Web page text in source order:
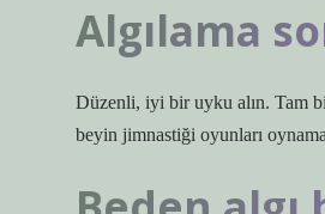
Algılama
Düzenli, iyi bir uyku alın. Tam
beyin jimnastiği oyunları